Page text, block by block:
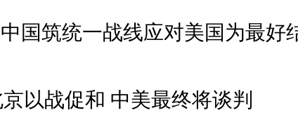
国筑统一战线应对美国为最好
以战促和 中美最终将谈判